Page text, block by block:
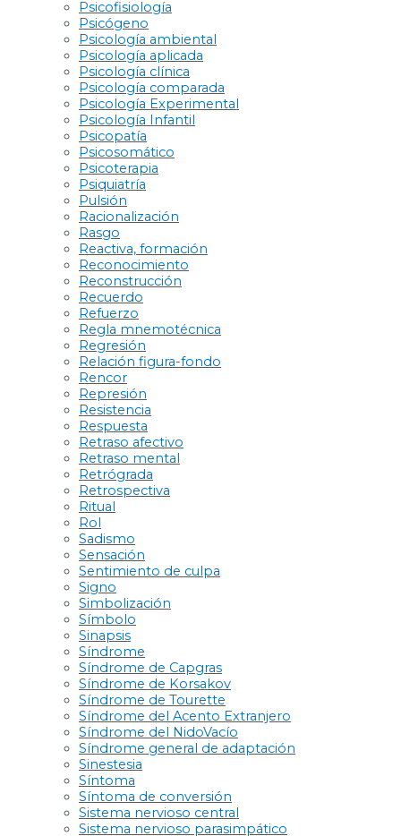
Psicofisiología
Psicógeno
Psicología ambiental
Psicología aplicada
Psicología clínica
Psicología comparada
Psicología Experimental
Psicología Infantil
Psicopatía
Psicosomático
Psicoterapia
Psiquiatría
Pulsión
Racionalización
Rasgo
Reactiva, formación
Reconocimiento
Reconstrucción
Recuerdo
Refuerzo
Regla mnemotécnica
Regresión
Relación figura-fondo
Rencor
Represión
Resistencia
Respuesta
Retraso afectivo
Retraso mental
Retrógrada
Retrospectiva
Ritual
Rol
Sadismo
Sensación
Sentimiento de culpa
Signo
Simbolización
Símbolo
Sinapsis
Síndrome
Síndrome de Capgras
Síndrome de Korsakov
Síndrome de Tourette
Síndrome del Acento Extranjero
Síndrome del NidoVacío
Síndrome general de adaptación
Sinestesia
Síntoma
Síntoma de conversión
Sistema nervioso central
Sistema nervioso parasimpático